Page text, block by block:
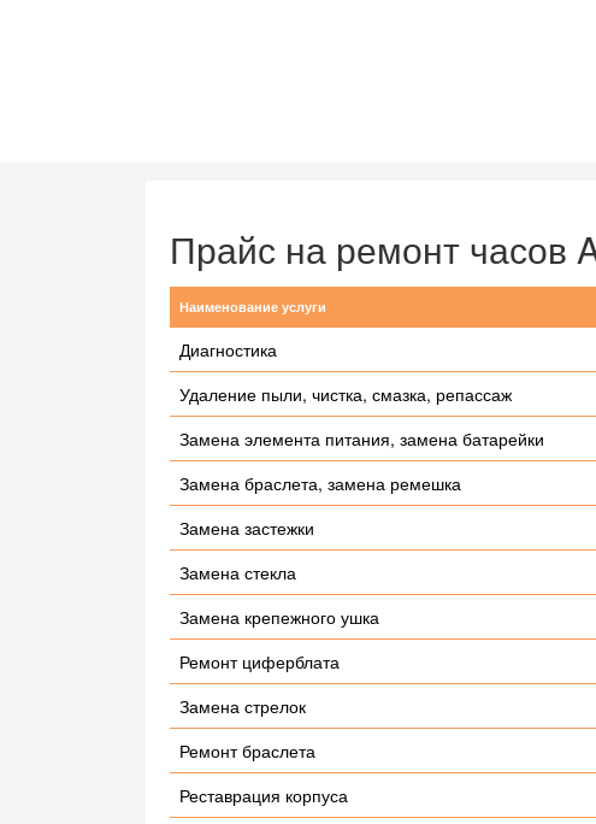
Прайс на ремонт часов
Наименование услуги
Диагностика
Удаление пыли, чистка, смазка, репассаж
Замена элемента питания, замена батарейки
Замена браслета, замена ремешка
Замена застежки
Замена стекла
Замена крепежного ушка
Ремонт циферблата
Замена стрелок
Ремонт браслета
Реставрация корпуса